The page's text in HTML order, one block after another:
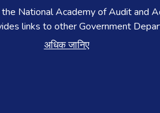
National Academy of Audit and
links to other Government
अधिक जानिए